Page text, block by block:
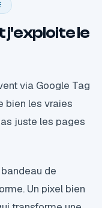
j'exploite le
via Google Tag
bien les vraies
juste les pages
de
Un pixel bien